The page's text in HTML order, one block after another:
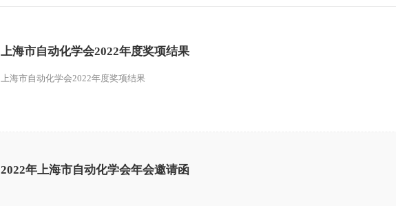
上海市自动化学会2022年度奖项结果
上海市自动化学会2022年度奖项结果
2022年上海市自动化学会年会邀请函